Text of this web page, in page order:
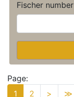
Fischer number
Page:
1
2 > ≫